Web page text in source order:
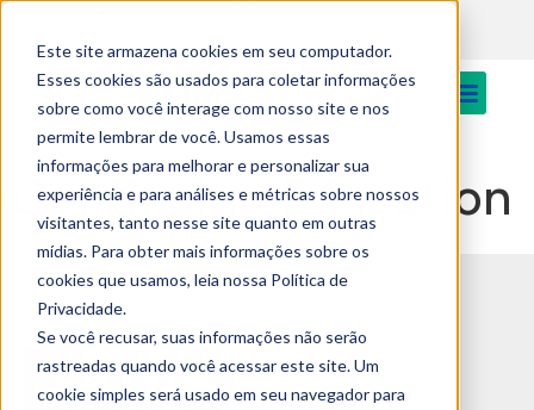
Este site armazena cookies em seu computador.
Esses cookies são usados para coletar informações
sobre como você interage com nosso site e nos
permite lembrar de você. Usamos essas
informações para melhorar e personalizar sua
experiência e para análises e métricas sobre nossos
visitantes, tanto nesse site quanto em outras
mídias. Para obter mais informações sobre os
cookies que usamos, leia nossa Política de
Privacidade.
Se você recusar, suas informações não serão
rastreadas quando você acessar este site. Um
cookie simples será usado em seu navegador para
Continuing Education
Campus
Universitário
Av. José R.
Bachelor’s
Degree